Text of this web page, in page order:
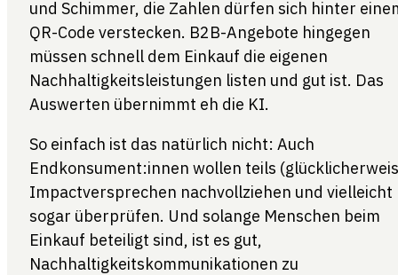
und Schimmer, die Zahlen dürfen sich hinter
QR-Code verstecken. B2B-Angebote hingegen
müssen schnell dem Einkauf die eigenen
Nachhaltigkeitsleistungen listen und gut ist. Das
Auswerten übernimmt eh die KI.
So einfach ist das natürlich nicht: Auch
Endkonsument:innen wollen teils
Impactversprechen nachvollziehen und vielleicht
sogar überprüfen. Und solange Menschen beim
Einkauf beteiligt sind, ist es gut,
Nachhaltigkeitskommunikationen zu